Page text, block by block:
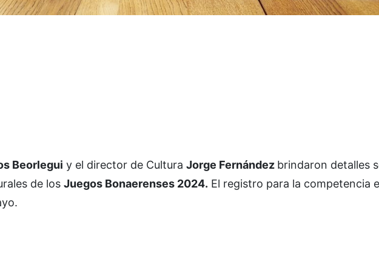
Beorlegui y el director de Cultura Jorge Fernández brindaron detalles
de los Juegos Bonaerenses 2024. El registro para la competencia